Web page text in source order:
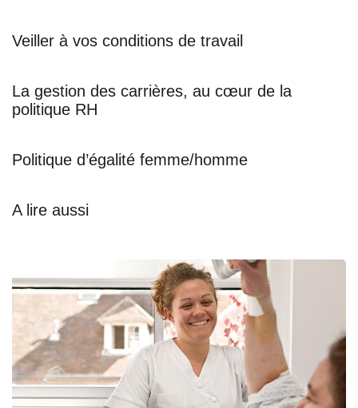
r
a
c
e
b
o
r
w
t
r
i
k
e
n
r
m
l
Veiller à vos conditions de travail
La gestion des carrières, au cœur de la
politique RH
Politique d’égalité femme/homme
A lire aussi